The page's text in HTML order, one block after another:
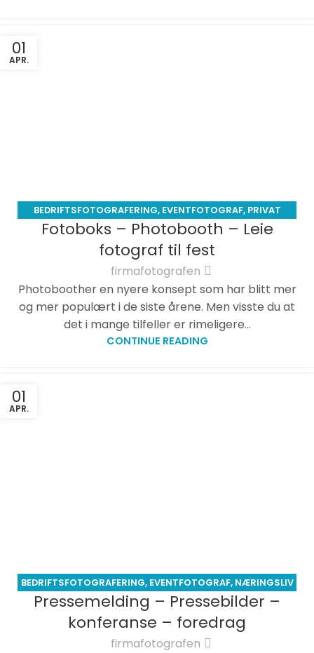
01
APR.
BEDRIFTSFOTOGRAFERING, EVENTFOTOGRAF, PRIVAT
FOTOGRAF
Fotoboks – Photobooth – Leie
fotograf til fest
firmafotografen
Photoboother en nyere konsept som har blitt mer
og mer populært i de siste årene. Men visste du at
det i mange tilfeller er rimeligere...
CONTINUE READING
01
APR.
BEDRIFTSFOTOGRAFERING, EVENTFOTOGRAF, NÆRINGSLIV
- KOMMERSIELL
Pressemelding – Pressebilder –
konferanse – foredrag
firmafotografen